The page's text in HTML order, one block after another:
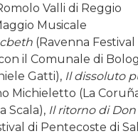
Valli di Reggio
Musicale
(Ravenna Festival
il Comunale di
Gatti), Il dissoluto
Michieletto (La
Scala), Il ritorno di Don
di Pentecoste di